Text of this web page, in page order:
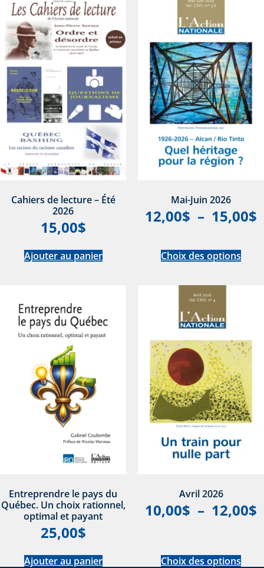
Cahiers de lecture – Été
2026
15,00$
Ajouter au panier
Mai-Juin 2026
12,00$ – 15,00$
Choix des options
Entreprendre le pays du
Québec. Un choix rationnel,
optimal et payant
25,00$
Ajouter au panier
Avril 2026
10,00$ – 12,00$
Choix des options